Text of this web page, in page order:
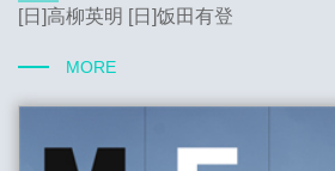
[日]高柳英明 [日]饭田有登
MORE